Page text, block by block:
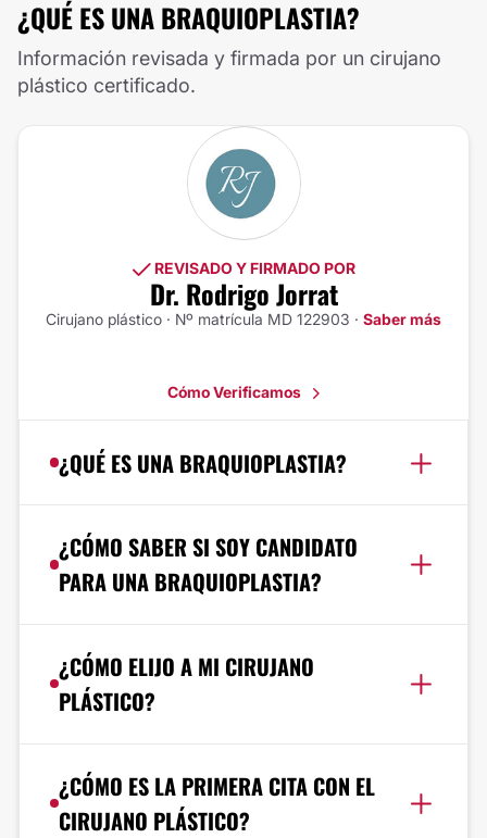
¿QUÉ ES UNA BRAQUIOPLASTIA?
Información revisada y firmada por un cirujano
plástico certificado.
REVISADO Y FIRMADO POR
Dr. Rodrigo Jorrat
Cirujano plástico · Nº matrícula MD 122903 · Saber más
Cómo Verificamos
¿QUÉ ES UNA BRAQUIOPLASTIA?
¿CÓMO SABER SI SOY CANDIDATO
PARA UNA BRAQUIOPLASTIA?
¿CÓMO ELIJO A MI CIRUJANO
PLÁSTICO?
¿CÓMO ES LA PRIMERA CITA CON EL
CIRUJANO PLÁSTICO?